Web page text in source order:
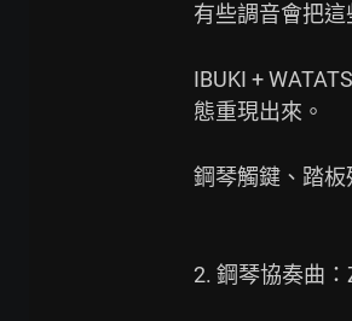
有些調音會把
IBUKI +
態重現出來。
鋼琴觸鍵、踏
2. 鋼琴協奏曲